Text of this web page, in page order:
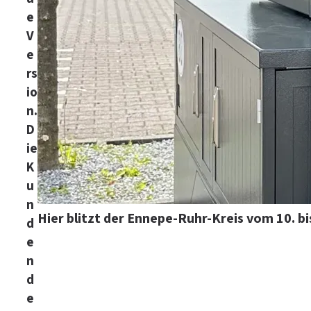
e
V
e
rs
io
n.
D
ie
K
u
n
d
e
n
d
e
Hier blitzt der Ennepe-Ruhr-Kreis vom 10.